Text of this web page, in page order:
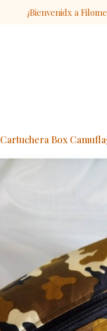
¡Bienvenidx a
Cartuchera Box